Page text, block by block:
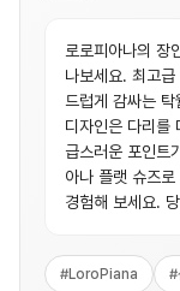
로로피아나의 장
나보세요. 최고
드럽게 감싸는
디자인은 다리를
급스러운 포인트
아나 플랫 슈즈
경험해 보세요.
#LoroPiana #